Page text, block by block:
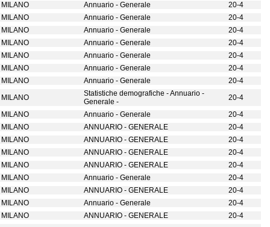
Annuario - Generale
20-4
Annuario - Generale
20-4
Annuario - Generale
20-4
Annuario - Generale
20-4
Annuario - Generale
20-4
Annuario - Generale
20-4
Annuario - Generale
20-4
Statistiche demografiche - Annuario -
Generale -
20-4
Annuario - Generale
20-4
ANNUARIO - GENERALE
20-4
ANNUARIO - GENERALE
20-4
ANNUARIO - GENERALE
20-4
ANNUARIO - GENERALE
20-4
Annuario - Generale
20-4
ANNUARIO - GENERALE
20-4
Annuario - Generale
20-4
ANNUARIO - GENERALE
20-4